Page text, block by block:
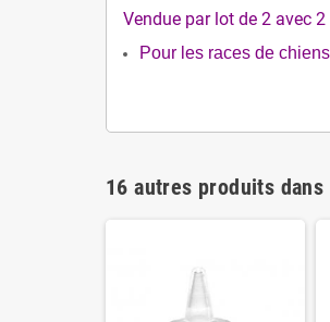
Vendue par lot de 2 avec
Pour les races de
16 autres produits